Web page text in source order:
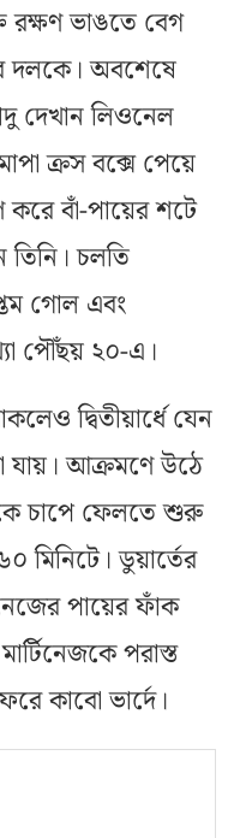
রক্ষণ ভাঙতে বেগ
দলকে। অবশেষে
দেখান লিওনেল
ক্রস বক্সে পেয়ে
করে বাঁ-পায়ের শটে
চলতি
গোল এবং
পৌঁছয় ২০-এ।
দ্বিতীয়ার্ধে যেন
যায়। আক্রমণে উঠে
চাপে ফেলতে শুরু
মিনিটে। ডুয়ার্তের
পায়ের ফাঁক
পরাস্ত
কাবো ভার্দে।